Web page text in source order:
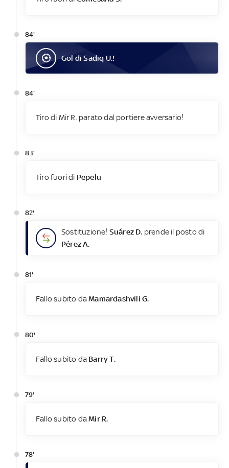
84'
Gol diSadiq U.!
84'
Tiro di Mir R. parato dal portiere avversario!
83'
Tiro fuori di Pepelu
82'
Sostituzione! Suárez D. prende il posto di
Pérez A.
81'
Fallo subito daMamardashvili G.
80'
Fallo subito da Barry T.
79'
Fallo subito daMir R.
78'